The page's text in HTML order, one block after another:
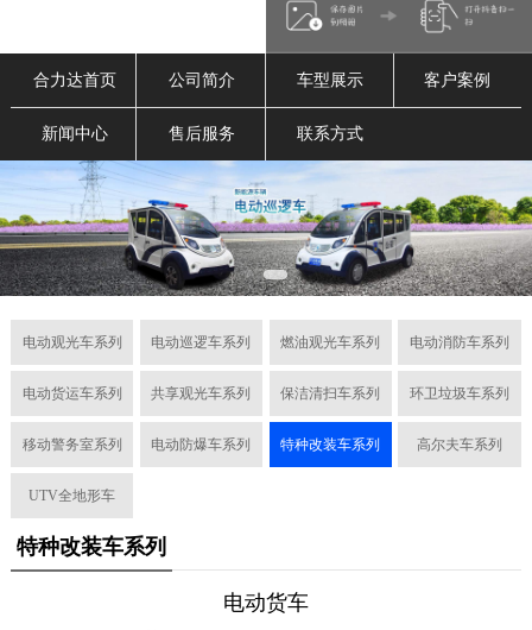
合力达首页 公司简介 车型展示 客户案例
新闻中心 售后服务 联系方式
电动观光车系列 电动巡逻车系列 燃油观光车系列 电动消防车系列
电动货运车系列 共享观光车系列 保洁清扫车系列 环卫垃圾车系列
移动警务室系列 电动防爆车系列 特种改装车系列 高尔夫车系列
UTV全地形车
特种改装车系列
电动货车